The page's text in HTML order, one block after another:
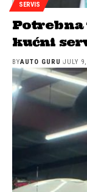
SERVIS
kućni
BYAUTO GURU JULY